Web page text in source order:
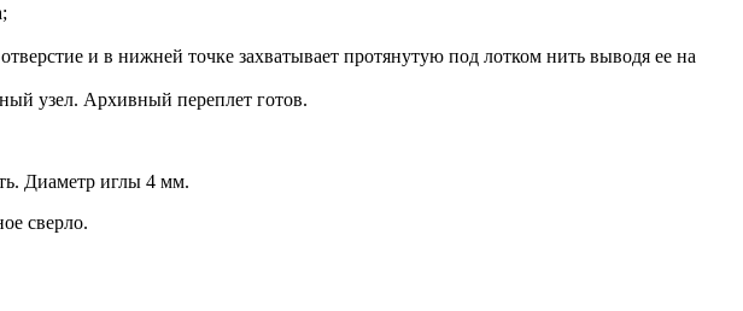
и в нижней точке захватывает протянутую под лотком нить выводя ее на
узел. Архивный переплет готов.
Диаметр иглы 4 мм.
сверло.